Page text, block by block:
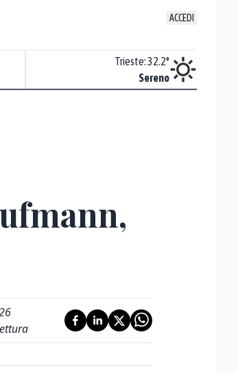
ACCEDI
Trieste:32.2°
Sereno